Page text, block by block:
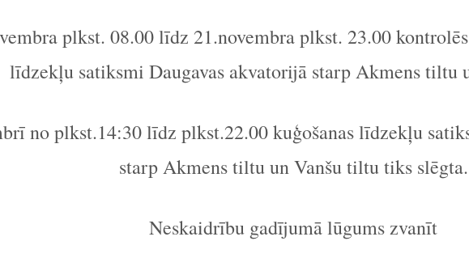
plkst. 08.00 līdz 21.novembra plkst. 23.00
līdzekļu satiksmi Daugavas akvatorijā starp Akmens tiltu
no plkst.14:30 līdz plkst.22.00 kuģošanas līdzekļu
starp Akmens tiltu un Vanšu tiltu tiks slēgta.
Neskaidrību gadījumā lūgums zvanīt